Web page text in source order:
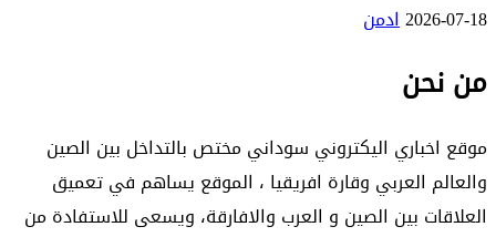
2026-07-18ادمن
من نحن
موقع اخباري اليكتروني سوداني مختص بالتداخل بين الصين
والعالم العربي وقارة افريقيا ، الموقع يساهم في تعميق
العلاقات بين الصين و العرب والافارقة، ويسعى للاستفادة من